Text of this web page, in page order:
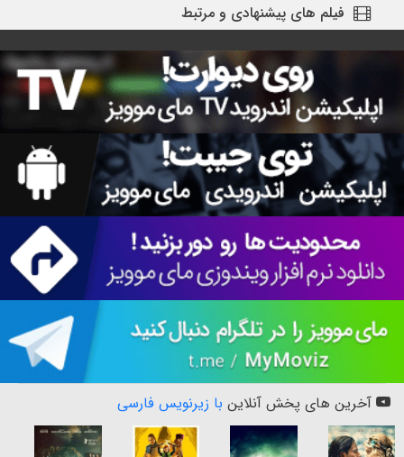
فیلم های پیشنهادی و مرتبط
آخرین های پخش آنلاین با زیرنویس فارسی